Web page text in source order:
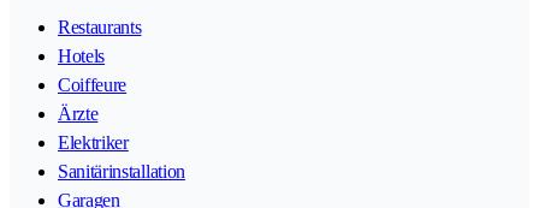
Restaurants
Hotels
Coiffeure
Ärzte
Elektriker
Sanitärinstallation
Garagen